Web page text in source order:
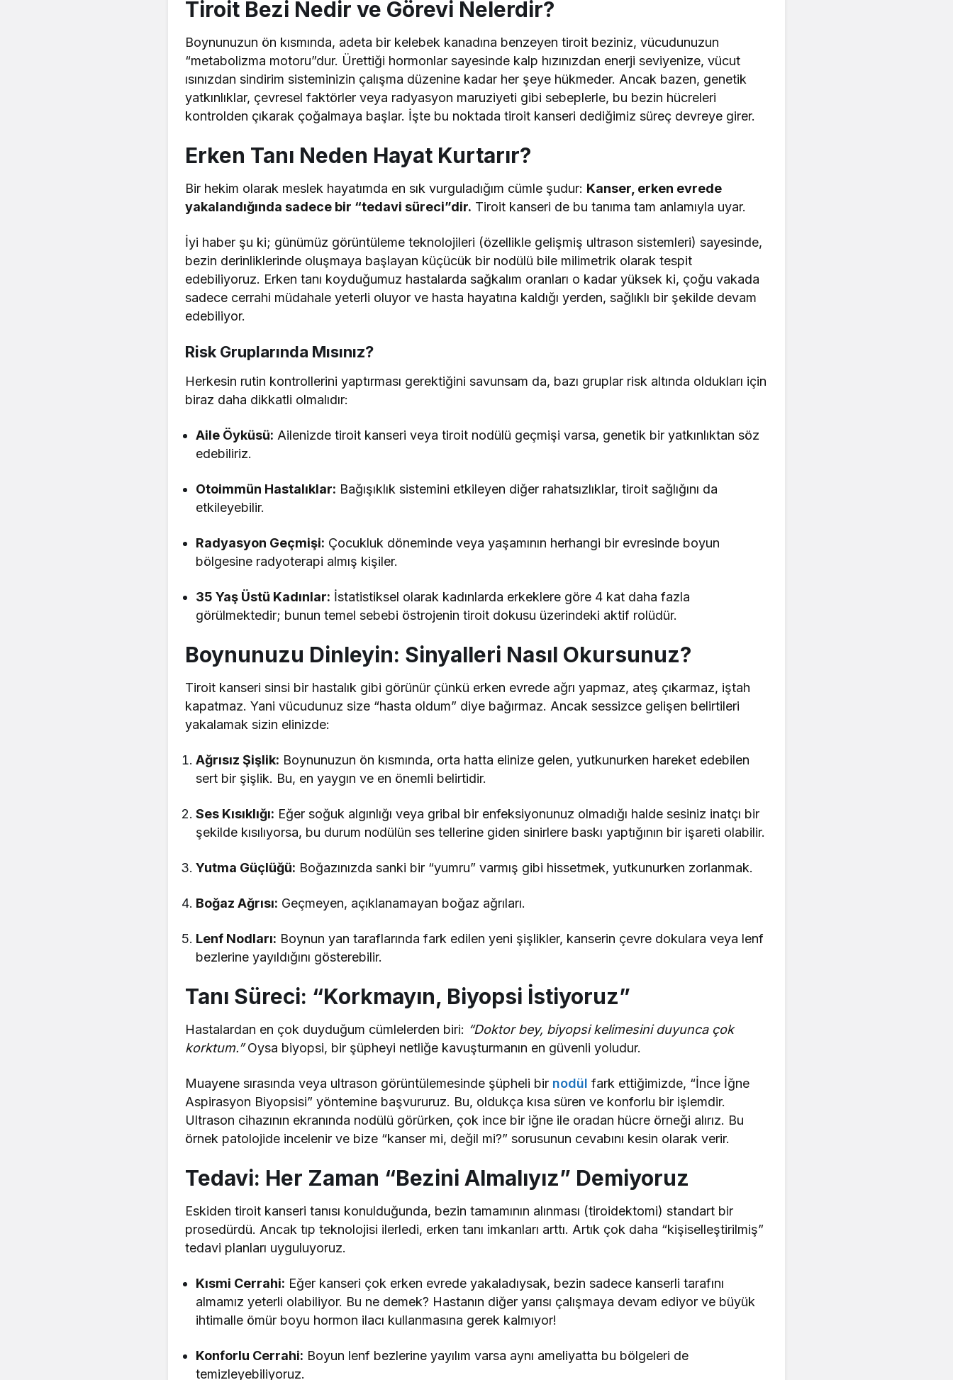
Tiroit Bezi Nedir ve Görevi Nelerdir?
Boynunuzun ön kısmında, adeta bir kelebek kanadına benzeyen tiroit beziniz, vücudunuzun
“metabolizma motoru”dur. Ürettiği hormonlar sayesinde kalp hızınızdan enerji seviyenize, vücut
ısınızdan sindirim sisteminizin çalışma düzenine kadar her şeye hükmeder. Ancak bazen, genetik
yatkınlıklar, çevresel faktörler veya radyasyon maruziyeti gibi sebeplerle, bu bezin hücreleri
kontrolden çıkarak çoğalmaya başlar. İşte bu noktada tiroit kanseri dediğimiz süreç devreye girer.
Erken Tanı Neden Hayat Kurtarır?
Bir hekim olarak meslek hayatımda en sık vurguladığım cümle şudur: Kanser, erken evrede
yakalandığında sadece bir “tedavi süreci”dir. Tiroit kanseri de bu tanıma tam anlamıyla uyar.
İyi haber şu ki; günümüz görüntüleme teknolojileri (özellikle gelişmiş ultrason sistemleri) sayesinde,
bezin derinliklerinde oluşmaya başlayan küçücük bir nodülü bile milimetrik olarak tespit
edebiliyoruz. Erken tanı koyduğumuz hastalarda sağkalım oranları o kadar yüksek ki, çoğu vakada
sadece cerrahi müdahale yeterli oluyor ve hasta hayatına kaldığı yerden, sağlıklı bir şekilde devam
edebiliyor.
Risk Gruplarında Mısınız?
Herkesin rutin kontrollerini yaptırması gerektiğini savunsam da, bazı gruplar risk altında oldukları için
biraz daha dikkatli olmalıdır:
Aile Öyküsü: Ailenizde tiroit kanseri veya tiroit nodülü geçmişi varsa, genetik bir yatkınlıktan söz
edebiliriz.
Otoimmün Hastalıklar: Bağışıklık sistemini etkileyen diğer rahatsızlıklar, tiroit sağlığını da
etkileyebilir.
Radyasyon Geçmişi: Çocukluk döneminde veya yaşamının herhangi bir evresinde boyun
bölgesine radyoterapi almış kişiler.
35 Yaş Üstü Kadınlar: İstatistiksel olarak kadınlarda erkeklere göre 4 kat daha fazla
görülmektedir; bunun temel sebebi östrojenin tiroit dokusu üzerindeki aktif rolüdür.
Boynunuzu Dinleyin: Sinyalleri Nasıl Okursunuz?
Tiroit kanseri sinsi bir hastalık gibi görünür çünkü erken evrede ağrı yapmaz, ateş çıkarmaz, iştah
kapatmaz. Yani vücudunuz size “hasta oldum” diye bağırmaz. Ancak sessizce gelişen belirtileri
yakalamak sizin elinizde:
Ağrısız Şişlik: Boynunuzun ön kısmında, orta hatta elinize gelen, yutkunurken hareket edebilen
sert bir şişlik. Bu, en yaygın ve en önemli belirtidir.
Ses Kısıklığı: Eğer soğuk algınlığı veya gribal bir enfeksiyonunuz olmadığı halde sesiniz inatçı bir
şekilde kısılıyorsa, bu durum nodülün ses tellerine giden sinirlere baskı yaptığının bir işareti olabilir.
Yutma Güçlüğü: Boğazınızda sanki bir “yumru” varmış gibi hissetmek, yutkunurken zorlanmak.
Boğaz Ağrısı: Geçmeyen, açıklanamayan boğaz ağrıları.
Lenf Nodları: Boynun yan taraflarında fark edilen yeni şişlikler, kanserin çevre dokulara veya lenf
bezlerine yayıldığını gösterebilir.
Tanı Süreci: “Korkmayın, Biyopsi İstiyoruz”
Hastalardan en çok duyduğum cümlelerden biri: “Doktor bey, biyopsi kelimesini duyunca çok
korktum.”Oysa biyopsi, bir şüpheyi netliğe kavuşturmanın en güvenli yoludur.
Muayene sırasında veya ultrason görüntülemesinde şüpheli bir nodül fark ettiğimizde, “İnce İğne
Aspirasyon Biyopsisi” yöntemine başvururuz. Bu, oldukça kısa süren ve konforlu bir işlemdir.
Ultrason cihazının ekranında nodülü görürken, çok ince bir iğne ile oradan hücre örneği alırız. Bu
örnek patolojide incelenir ve bize “kanser mi, değil mi?” sorusunun cevabını kesin olarak verir.
Tedavi: Her Zaman “Bezini Almalıyız” Demiyoruz
Eskiden tiroit kanseri tanısı konulduğunda, bezin tamamının alınması (tiroidektomi) standart bir
prosedürdü. Ancak tıp teknolojisi ilerledi, erken tanı imkanları arttı. Artık çok daha “kişiselleştirilmiş”
tedavi planları uyguluyoruz.
Kısmi Cerrahi: Eğer kanseri çok erken evrede yakaladıysak, bezin sadece kanserli tarafını
almamız yeterli olabiliyor. Bu ne demek? Hastanın diğer yarısı çalışmaya devam ediyor ve büyük
ihtimalle ömür boyu hormon ilacı kullanmasına gerek kalmıyor!
Konforlu Cerrahi: Boyun lenf bezlerine yayılım varsa aynı ameliyatta bu bölgeleri de
temizleyebiliyoruz.